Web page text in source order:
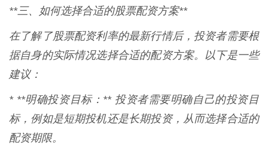
**三、如何选择合适的股票配资方案**
在了解了股票配资利率的最新行情后，投资者需要根
据自身的实际情况选择合适的配资方案。以下是一些
建议：
* **明确投资目标：** 投资者需要明确自己的投资目
标，例如是短期投机还是长期投资，从而选择合适的
配资期限。